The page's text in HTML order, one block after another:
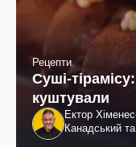
Рецепти
Суші-
куштували
Ектор
Канадський